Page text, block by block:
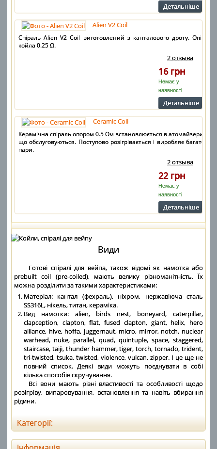
Детальнiше
Alien V2 Coil
Спіраль Alien V2 Coil виготовлений з канталового дроту. Опір
койла 0.25 Ω.
2 отзыва
16 грн
Немає у
наявності
Детальнiше
Ceramic Coil
Керамічна спіраль опором 0.5 Ом встановлюється в атомайзери,
що обслуговуються. Поступово розігрівається і виробляє багато
пари.
2 отзыва
22 грн
Немає у
наявності
Детальнiше
Види
Готові спіралі для вейпа, також відомі як намотка або
prebuilt coil (pre-coiled), мають велику різноманітність. Їх
можна розділити за такими характеристиками:
Матеріал: кантал (фехраль), ніхром, нержавіюча сталь
SS316L, нікель, титан, кераміка.
Вид намотки: alien, birds nest, boneyard, caterpillar,
clapception, clapton, flat, fused clapton, giant, helix, hero
alliance, hive, hoffa, juggernaut, micro, mirror, notch, nuclear
warhead, nuke, parallel, quad, quintuple, space, staggered,
staircase, taiji, thunder hammer, tiger, torch, tornado, trident,
tri-twisted, tsuka, twisted, violence, vulcan, zipper. І це ще не
повний список. Деякі види можуть поєднувати в собі
кілька способів скручування.
Всі вони мають різні властивості та особливості щодо
розігріву, випаровування, встановлення та навіть вбирання
рідини.
Категорії: